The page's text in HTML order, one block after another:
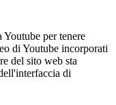
Youtube per tenere
di Youtube incorporati
del sito web sta
di